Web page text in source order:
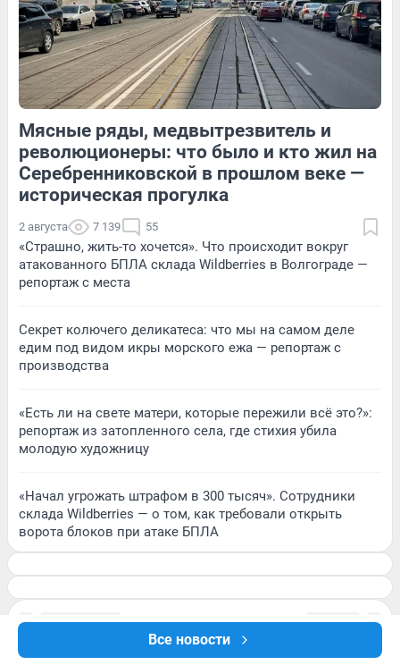
Все новости
14 Обсудить 273 2
59 Обсудить 13 Обсудить
Мясные ряды, медвытрезвитель и
революционеры: что было и кто жил на
Серебренниковской в прошлом веке —
историческая прогулка
2 августа 7 139 55
«Страшно, жить-то хочется». Что происходит вокруг
атакованного БПЛА склада Wildberries в Волгограде —
репортаж с места
Секрет колючего деликатеса: что мы на самом деле
едим под видом икры морского ежа — репортаж с
производства
«Есть ли на свете матери, которые пережили всё это?»:
репортаж из затопленного села, где стихия убила
молодую художницу
«Начал угрожать штрафом в 300 тысяч». Сотрудники
склада Wildberries — о том, как требовали открыть
ворота блоков при атаке БПЛА